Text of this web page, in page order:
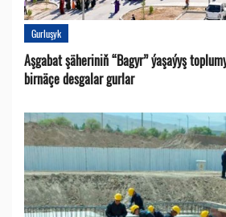
Gurluşyk
Aşgabat şäheriniň “Bagyr” ýaşaýyş
birnäçe desgalar gurlar